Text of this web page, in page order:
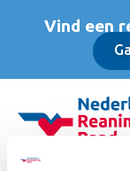
Vind een